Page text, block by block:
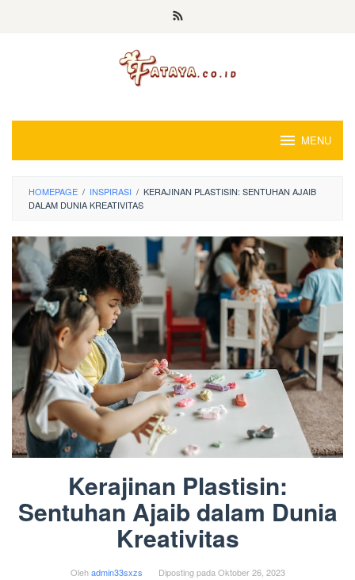
MENU
HOMEPAGE / INSPIRASI / KERAJINAN PLASTISIN: SENTUHAN AJAIB
DALAM DUNIA KREATIVITAS
Kerajinan Plastisin:
Sentuhan Ajaib dalam Dunia
Kreativitas
Olehadmin33sxzs Diposting padaOktober 26, 2023